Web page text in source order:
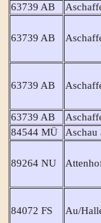
63739 AB
63739 AB
63739 AB
63739 AB
84544 MÜ
Aschau
89264 NU
84072 FS Au/